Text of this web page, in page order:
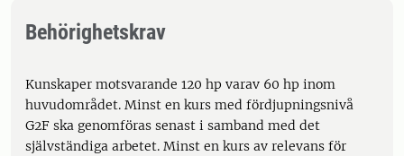
Behörighetskrav
Kunskaper motsvarande 120 hp varav 60 hp inom
huvudområdet. Minst en kurs med fördjupningsnivå
G2F ska genomföras senast i samband med det
självständiga arbetet. Minst en kurs av relevans för